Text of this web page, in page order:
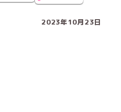
2023年10月23日